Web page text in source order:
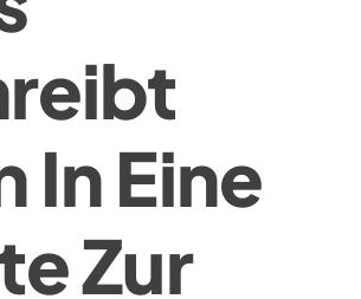
In Eine
Zur